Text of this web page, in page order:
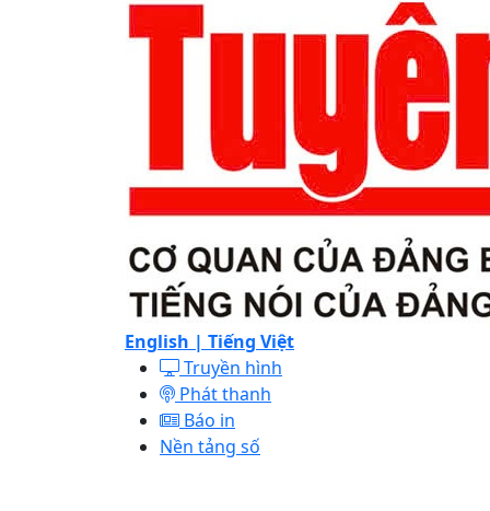
English | Tiếng Việt
Truyền hình
Phát thanh
Báo in
Nền tảng số